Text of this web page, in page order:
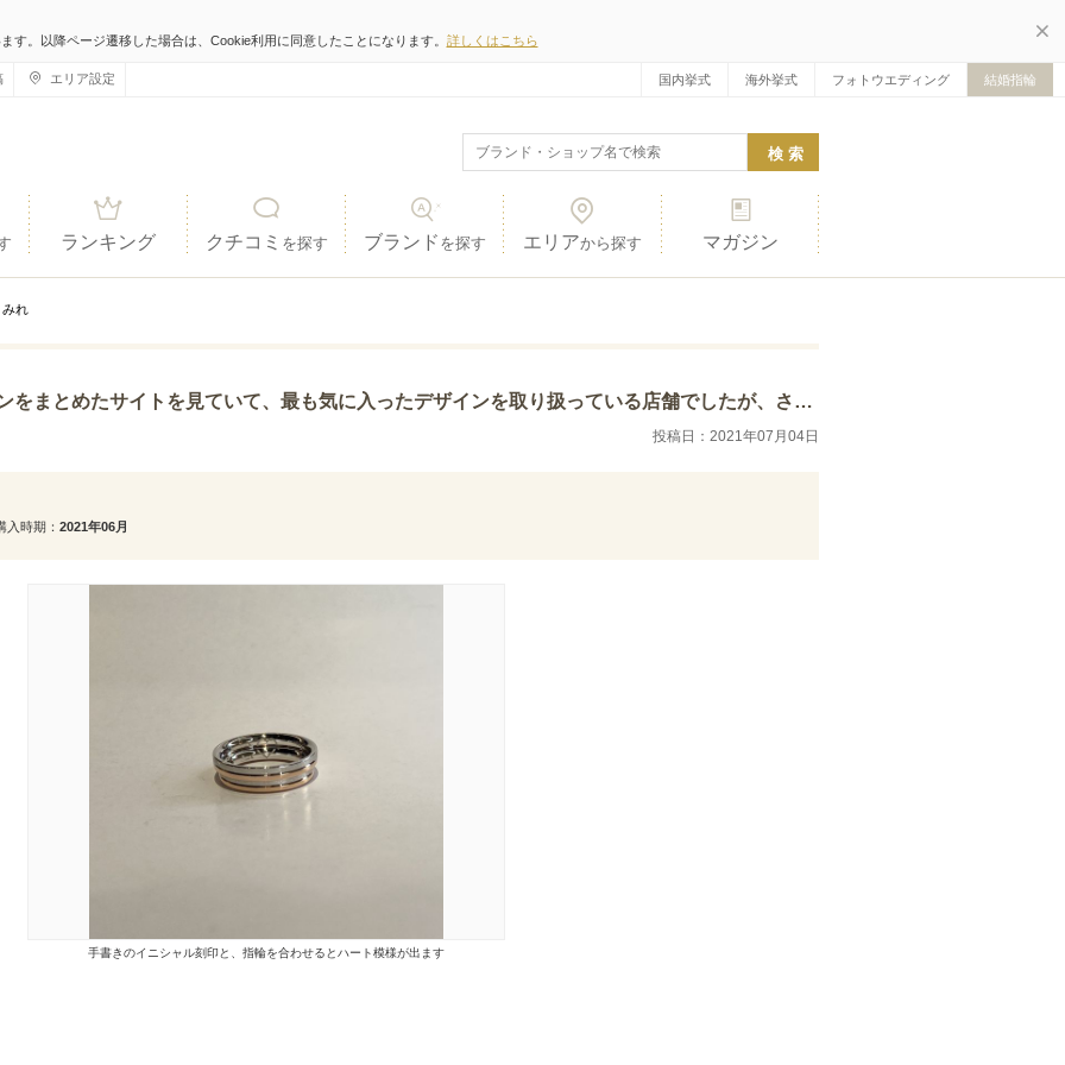
す。以降ページ遷移した場合は、Cookie利用に同意したことになります。 詳しくはこちら
エリア設定 国内挙式 海外挙式 フォトウエディング 結婚指輪
ランキング クチコミ を探す ブランド を探す エリアから探す マガジン
みれ
を見ていて、最も気に入ったデザインを取り扱っている店舗でしたが、さらにそこから色や細さ形、表面加工、掘り方、ダイヤの種類、金の種類などな…
投稿日：2021年07月04日
入時期 2021年06月
手書きのイニシャル刻印と、指輪を合わせるとハート模様が出ます